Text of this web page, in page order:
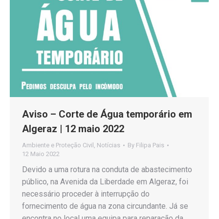
Aviso – Corte de Água temporário em
Algeraz | 12 maio 2022
Ambiente e Proteção Civil Notícias By Filipa Pais
12 Maio 2022
Devido a uma rotura na conduta de abastecimento
público, na Avenida da Liberdade em Algeraz, foi
necessário proceder à interrupção do
fornecimento de água na zona circundante. Já se